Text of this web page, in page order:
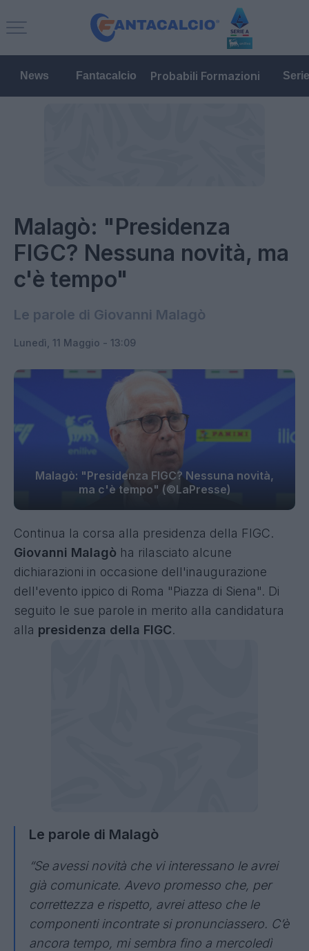
News Fantacalcio Probabili Formazioni
Malagò: "Presidenza
FIGC? Nessuna novità, ma
c'è tempo"
Le parole di Giovanni Malagò
Lunedì, 11 Maggio - 13:09
Malagò: "Presidenza FIGC? Nessuna novità,
ma c'è tempo" (©LaPresse)
Continua la corsa alla presidenza della FIGC.
Giovanni Malagò ha rilasciato alcune
dichiarazioni in occasione dell'inaugurazione
dell'evento ippico di Roma "Piazza di Siena". Di
seguito le sue parole in merito alla candidatura
alla presidenza della FIGC.
Le parole di Malagò
“Se avessi novità che vi interessano le avrei
già comunicate. Avevo promesso che, per
correttezza e rispetto, avrei atteso che le
componenti incontrate si pronunciassero. C’è
ancora tempo, mi sembra fino a mercoledì